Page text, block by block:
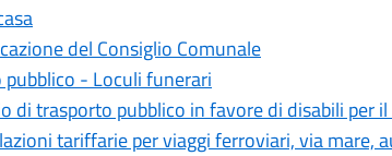
del Consiglio Comunale
pubblico - Loculi funerari
di trasporto pubblico in favore di disabili per
tariffarie per viaggi ferroviari, via mare,